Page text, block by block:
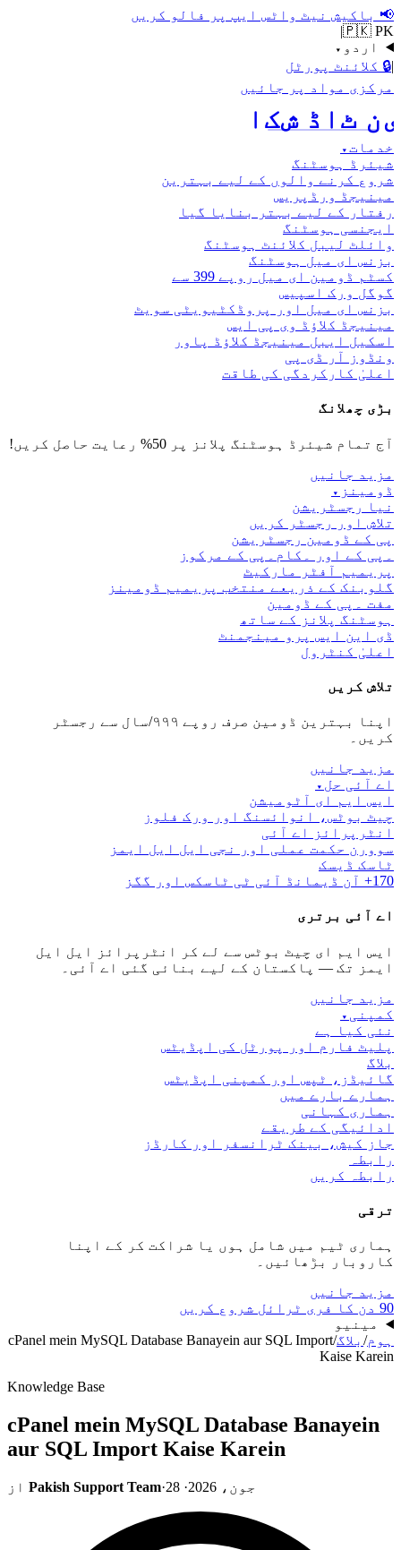
📢 باکیش نیٹ واٹس ایپ پر فالو کریں
🇵🇰 PK
|
اردو ▾
|
🔒 کلائنٹ پورٹل
مرکزی مواد پر جائیں
ڈاٹ نیٹ
خدمات▾
شیئرڈ ہوسٹنگ
شروع کرنے والوں کے لیے بہترین
مینیجڈ ورڈپریس
رفتار کے لیے بہتر بنایا گیا
ایجنسی ہوسٹنگ
وائلٹ لیبل کلائنٹ ہوسٹنگ
بزنس ای میل ہوسٹنگ
کسٹم ڈومین ای میل روپے 399 سے
گوگل ورک اسپیس
بزنس ای میل اور پروڈکٹیویٹی سویٹ
مینیجڈ کلاؤڈ وی پی ایس
اسکیل ایبل مینیجڈ کلاؤڈ پاور
ونڈوز آر ڈی پی
اعلیٰ کارکردگی کی طاقت
بڑی چھلانگ
آج تمام شیئرڈ ہوسٹنگ پلانز پر 50% رعایت حاصل کریں!
مزید جانیں
ڈومینز ▾
نیا رجسٹریشن
تلاش اور رجسٹر کریں
پی کے ڈومین رجسٹریشن
۔پی کے اور ۔کام۔پی کے مرکوز
پریمیم آفٹر مارکیٹ
گلوبنک کے ذریعے منتخب پریمیم ڈومینز
مفت ۔پی کے ڈومین
ہوسٹنگ پلانز کے ساتھ
ڈی این ایس پرو مینجمنٹ
اعلیٰ کنٹرول
تلاش کریں
اپنا بہترین ڈومین صرف روپے ۹۹۹/سال سے رجسٹر
کریں۔
مزید جانیں
اے آئی حل ▾
ایس ایم ای آٹومیشن
چیٹ بوٹس، انوائسنگ اور ورک فلوز
انٹرپرائز اے آئی
سوورن حکمت عملی اور نجی ایل ایل ایمز
ٹاسک ڈیسک
170+ آن ڈیمانڈ آئی ٹی ٹاسکس اور گگز
اے آئی برتری
ایس ایم ای چیٹ بوٹس سے لے کر انٹرپرائز ایل ایل
ایمز تک — پاکستان کے لیے بنائی گئی اے آئی۔
مزید جانیں
کمپنی ▾
نئی کیا ہے
پلیٹ فارم اور پورٹل کی اپڈیٹس
بلاگ
گائیڈز، ٹپس اور کمپنی اپڈیٹس
ہمارے بارے میں
ہماری کہانی
ادائیگی کے طریقے
جاز کیش، بینک ٹرانسفر اور کارڈز
رابطہ
رابطہ کریں
ترقی
ہماری ٹیم میں شامل ہوں یا شراکت کر کے اپنا
کاروبار بڑھائیں۔
مزید جانیں
90 دن کا فری ٹرائل شروع کریں
مینیو
ہوم/ بلاگ/
cPanel mein MySQL Database Banayein aur SQL Import
Kaise Karein
Knowledge Base
cPanel mein MySQL Database Banayein
aur SQL Import Kaise Karein
از Pakish Support Team· 28 جون، 2026 ·